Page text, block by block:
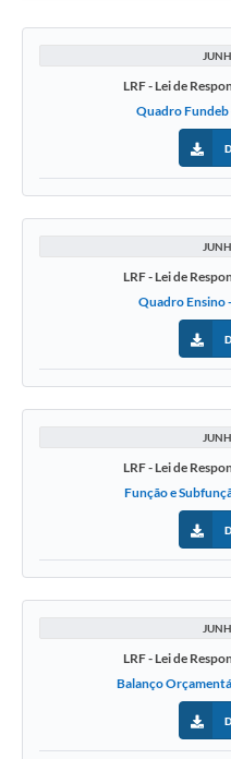
A Nossa Cidade
Audiências Públicas
Arquivos para Download
LRF - Lei de
Quadro Fundeb
LRF - Lei de
Quadro Ensino
LRF - Lei de
Função e
LRF - Lei de
Balanço